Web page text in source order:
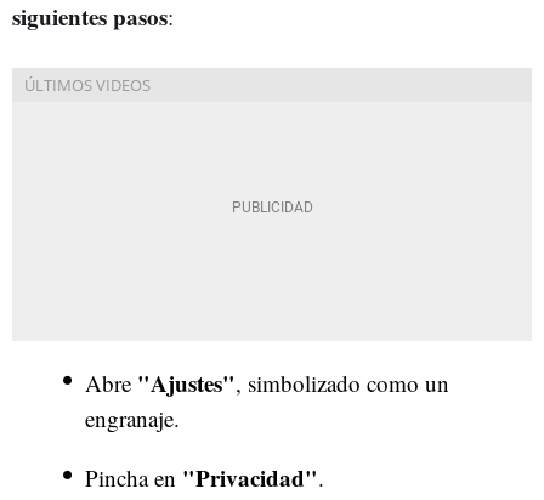
siguientes pasos:
Abre "Ajustes", simbolizado como un
engranaje.
Pincha en "Privacidad".